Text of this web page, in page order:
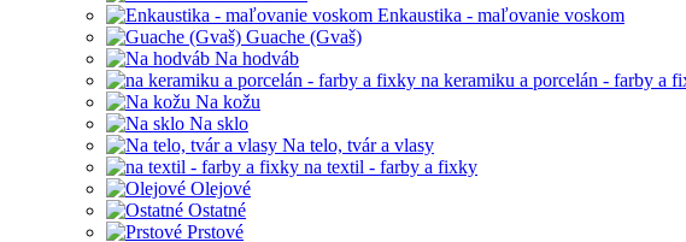
Enkaustika - maľovanie voskom
Guache (Gvaš)
Na hodváb
na keramiku a porcelán - farby a
Na kožu
Na sklo
Na telo, tvár a vlasy
na textil - farby a fixky
Olejové
Ostatné
Prstové